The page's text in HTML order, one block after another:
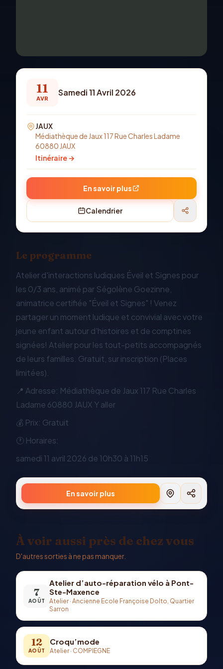
11
AVR
Samedi 11 Avril 2026
JAUX
Médiathèque de Jaux 117 Rue Charles Ladame
60880 JAUX
Itinéraire →
En savoir plus
Calendrier
Le programme
Atelier d'interactions ludiques Éveil et Signes pour
les 0/3 ans, animé par Ségolène Goezinne,
animatrice certifiée "Éveil et Signes" ! Venez
partager un moment ludique et convivial avec votre
jeune enfant autour d'histoires et de comptines
signées! Atelier pour les tout-petits accompagnés
de leurs familles. Gratuit, sur inscription (Places
limitées).
📍 Adresse: Médiathèque de Jaux 117 Rue Charles
Ladame 60880 JAUX Y aller
💰 Prix: Gratuit
🕐 Horaires:
samedi 11 avril 2026 de 10h30 à 11h15
En savoir plus
À voir aussi près de chez vous
D'autres sorties à ne pas manquer.
7
AOÛT
Atelier d’auto-réparation vélo à Pont-
Ste-Maxence
Atelier · Ancienne Ecole Françoise Dolto, Quartier
Sarron
12
AOÛT
Croqu’mode
Atelier · COMPIEGNE